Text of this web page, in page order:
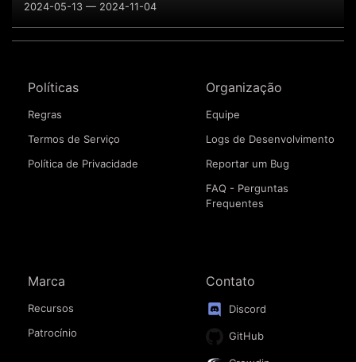
2024-05-13 — 2024-11-04
Políticas
Regras
Termos de Serviço
Política de Privacidade
Organização
Equipe
Logs de Desenvolvimento
Reportar um Bug
FAQ - Perguntas
Frequentes
Marca
Recursos
Patrocínio
Contato
Discord
GitHub